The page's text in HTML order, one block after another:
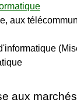
aux
aux